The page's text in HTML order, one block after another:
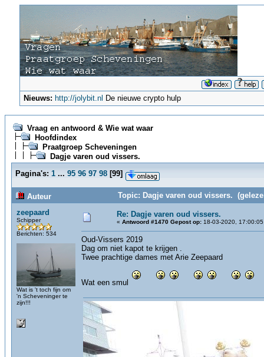
Nieuws: http://jolybit.nl De nieuwe crypto hulp
Vraag en antwoord & Wie wat waar
Hoofdindex
Praatgroep Scheveningen
Dagje varen oud vissers.
Pagina's: 1 ... 95 96 97 98 [99]
Auteur
Topic: Dagje varen oud vissers.
zeepaard
Schipper
Berichten: 534
Wat is 't toch fijn om
'n Scheveninger te
zijn!!!
Re: Dagje varen oud vissers.
« Antwoord #1470 Gepost op: 18-03-2020,
Oud-Vissers 2019
Dag om niet kapot te krijgen .
Twee prachtige dames met Arie Zeepaard
Wat een smul